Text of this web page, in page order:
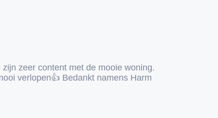
zeer content met de mooie woning.
verlopen👍 Bedankt namens Harm